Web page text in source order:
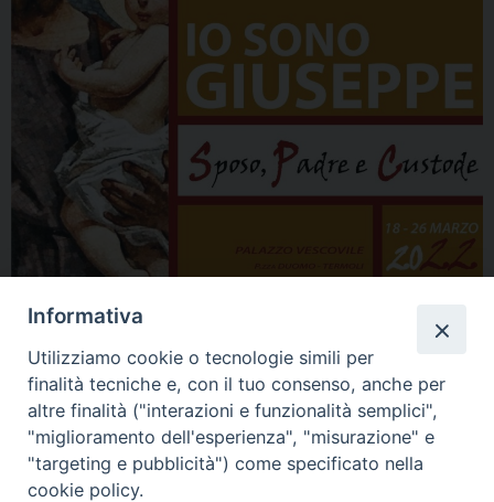
F
a
c
P
i
n
L
i
n
X
T
h
r
W
h
a
T
e
l
San Giuseppe
Informativa
Utilizziamo cookie o tecnologie simili per
finalità tecniche e, con il tuo consenso, anche per
altre finalità ("interazioni e funzionalità semplici",
"miglioramento dell'esperienza", "misurazione" e
"targeting e pubblicità") come specificato nella
cookie policy.